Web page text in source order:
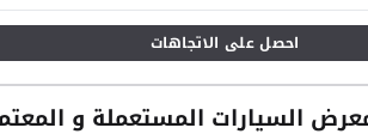
احصل على الاتجاهات
السيارات المستعملة و